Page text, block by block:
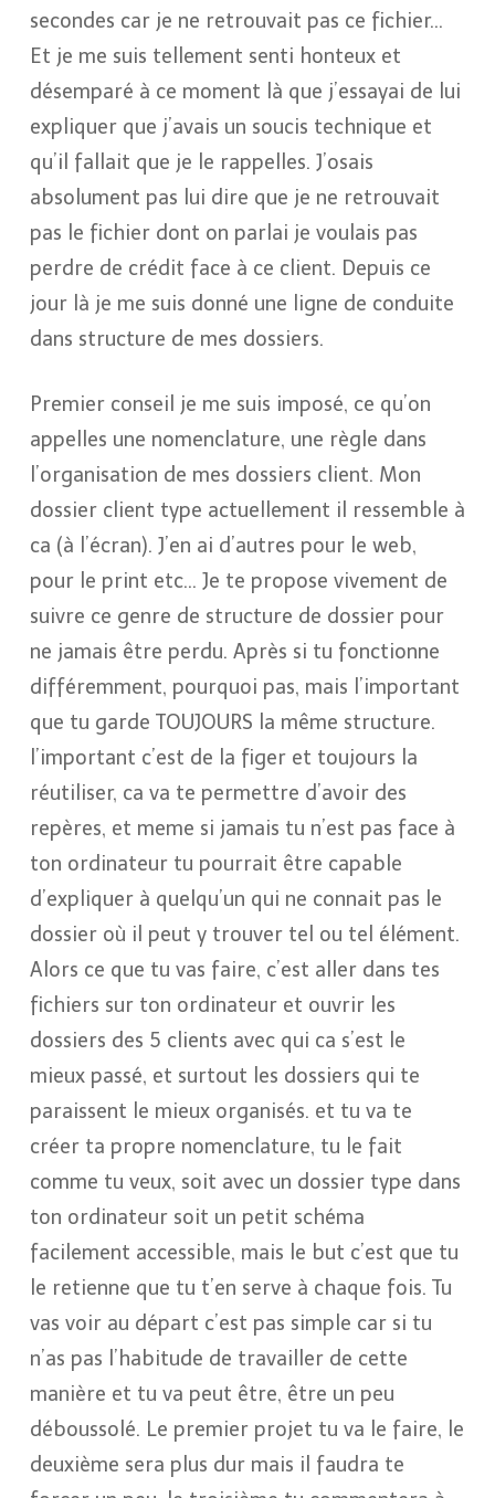
secondes car je ne retrouvait pas ce fichier…
Et je me suis tellement senti honteux et
désemparé à ce moment là que j’essayai de lui
expliquer que j’avais un soucis technique et
qu’il fallait que je le rappelles. J’osais
absolument pas lui dire que je ne retrouvait
pas le fichier dont on parlai je voulais pas
perdre de crédit face à ce client. Depuis ce
jour là je me suis donné une ligne de conduite
dans structure de mes dossiers.
Premier conseil je me suis imposé, ce qu’on
appelles une nomenclature, une règle dans
l’organisation de mes dossiers client. Mon
dossier client type actuellement il ressemble à
ca (à l’écran). J’en ai d’autres pour le web,
pour le print etc… Je te propose vivement de
suivre ce genre de structure de dossier pour
ne jamais être perdu. Après si tu fonctionne
différemment, pourquoi pas, mais l’important
que tu garde TOUJOURS la même structure.
l’important c’est de la figer et toujours la
réutiliser, ca va te permettre d’avoir des
repères, et meme si jamais tu n’est pas face à
ton ordinateur tu pourrait être capable
d’expliquer à quelqu’un qui ne connait pas le
dossier où il peut y trouver tel ou tel élément.
Alors ce que tu vas faire, c’est aller dans tes
fichiers sur ton ordinateur et ouvrir les
dossiers des 5 clients avec qui ca s’est le
mieux passé, et surtout les dossiers qui te
paraissent le mieux organisés. et tu va te
créer ta propre nomenclature, tu le fait
comme tu veux, soit avec un dossier type dans
ton ordinateur soit un petit schéma
facilement accessible, mais le but c’est que tu
le retienne que tu t’en serve à chaque fois. Tu
vas voir au départ c’est pas simple car si tu
n’as pas l’habitude de travailler de cette
manière et tu va peut être, être un peu
déboussolé. Le premier projet tu va le faire, le
deuxième sera plus dur mais il faudra te